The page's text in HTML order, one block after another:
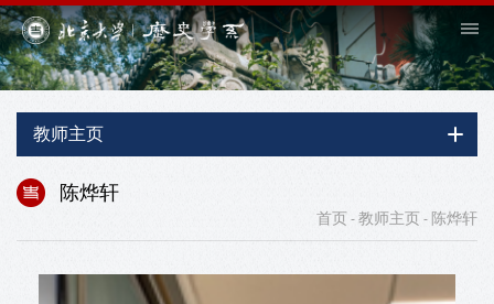
教师主页
陈烨轩
首页 - 教师主页 - 陈烨轩